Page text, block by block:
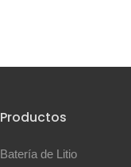
Productos
Batería de Litio